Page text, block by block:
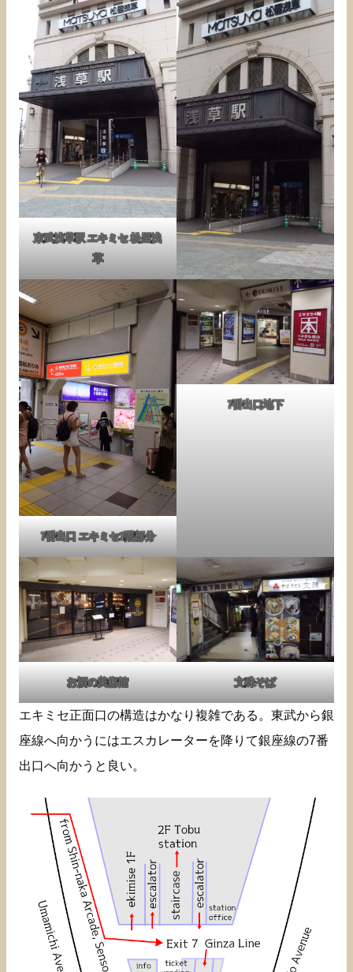
東武浅草駅 エキミセ 松屋浅
草
7番出口 エキミセ1階部分
7番出口地下
お酒の美術館 文殊そば
エキミセ正面口の構造はかなり複雑である。東武から銀
座線へ向かうにはエスカレーターを降りて銀座線の7番
出口へ向かうと良い。